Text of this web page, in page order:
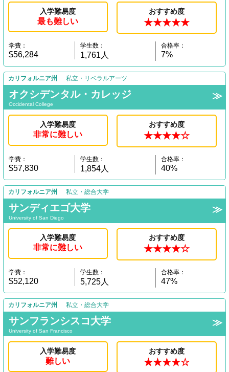
入学難易度
最も難しい
おすすめ度
★★★★★
学費：
$56,284
学生数：
1,761人
合格率：
7%
カリフォルニア州 私立・リベラルアーツ
オクシデンタル・カレッジ
Occidental College
入学難易度
非常に難しい
おすすめ度
★★★★☆
学費：
$57,830
学生数：
1,854人
合格率：
40%
カリフォルニア州 私立・総合大学
サンディエゴ大学
University of San Diego
入学難易度
非常に難しい
おすすめ度
★★★★☆
学費：
$52,120
学生数：
5,725人
合格率：
47%
カリフォルニア州 私立・総合大学
サンフランシスコ大学
University of San Francisco
入学難易度
難しい
おすすめ度
★★★★☆